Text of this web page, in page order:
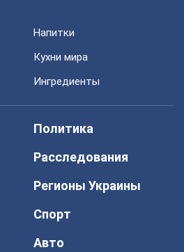
Напитки
Кухни мира
Ингредиенты
Политика
Расследования
Регионы Украины
Спорт
Авто